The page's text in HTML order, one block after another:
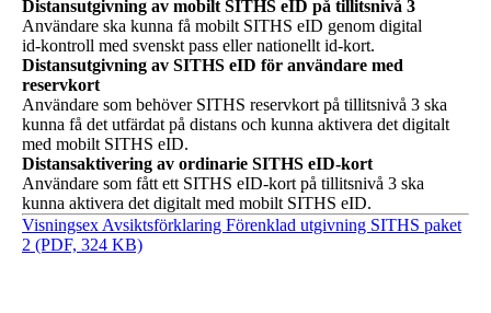
Distansutgivning av mobilt SITHS eID på tillitsnivå 3
Användare ska kunna få mobilt SITHS eID genom digital
id‑kontroll med svenskt pass eller nationellt id‑kort.
Distansutgivning av SITHS eID för användare med
reservkort
Användare som behöver SITHS reservkort på tillitsnivå 3 ska
kunna få det utfärdat på distans och kunna aktivera det digitalt
med mobilt SITHS eID.
Distansaktivering av ordinarie SITHS eID‑kort
Användare som fått ett SITHS eID‑kort på tillitsnivå 3 ska
kunna aktivera det digitalt med mobilt SITHS eID.
Visningsex Avsiktsförklaring Förenklad utgivning SITHS paket
2 (PDF, 324 KB)